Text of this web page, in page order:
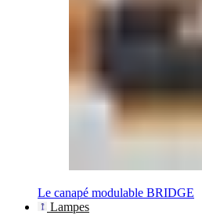
Le canapé modulable BRIDGE
Lampes